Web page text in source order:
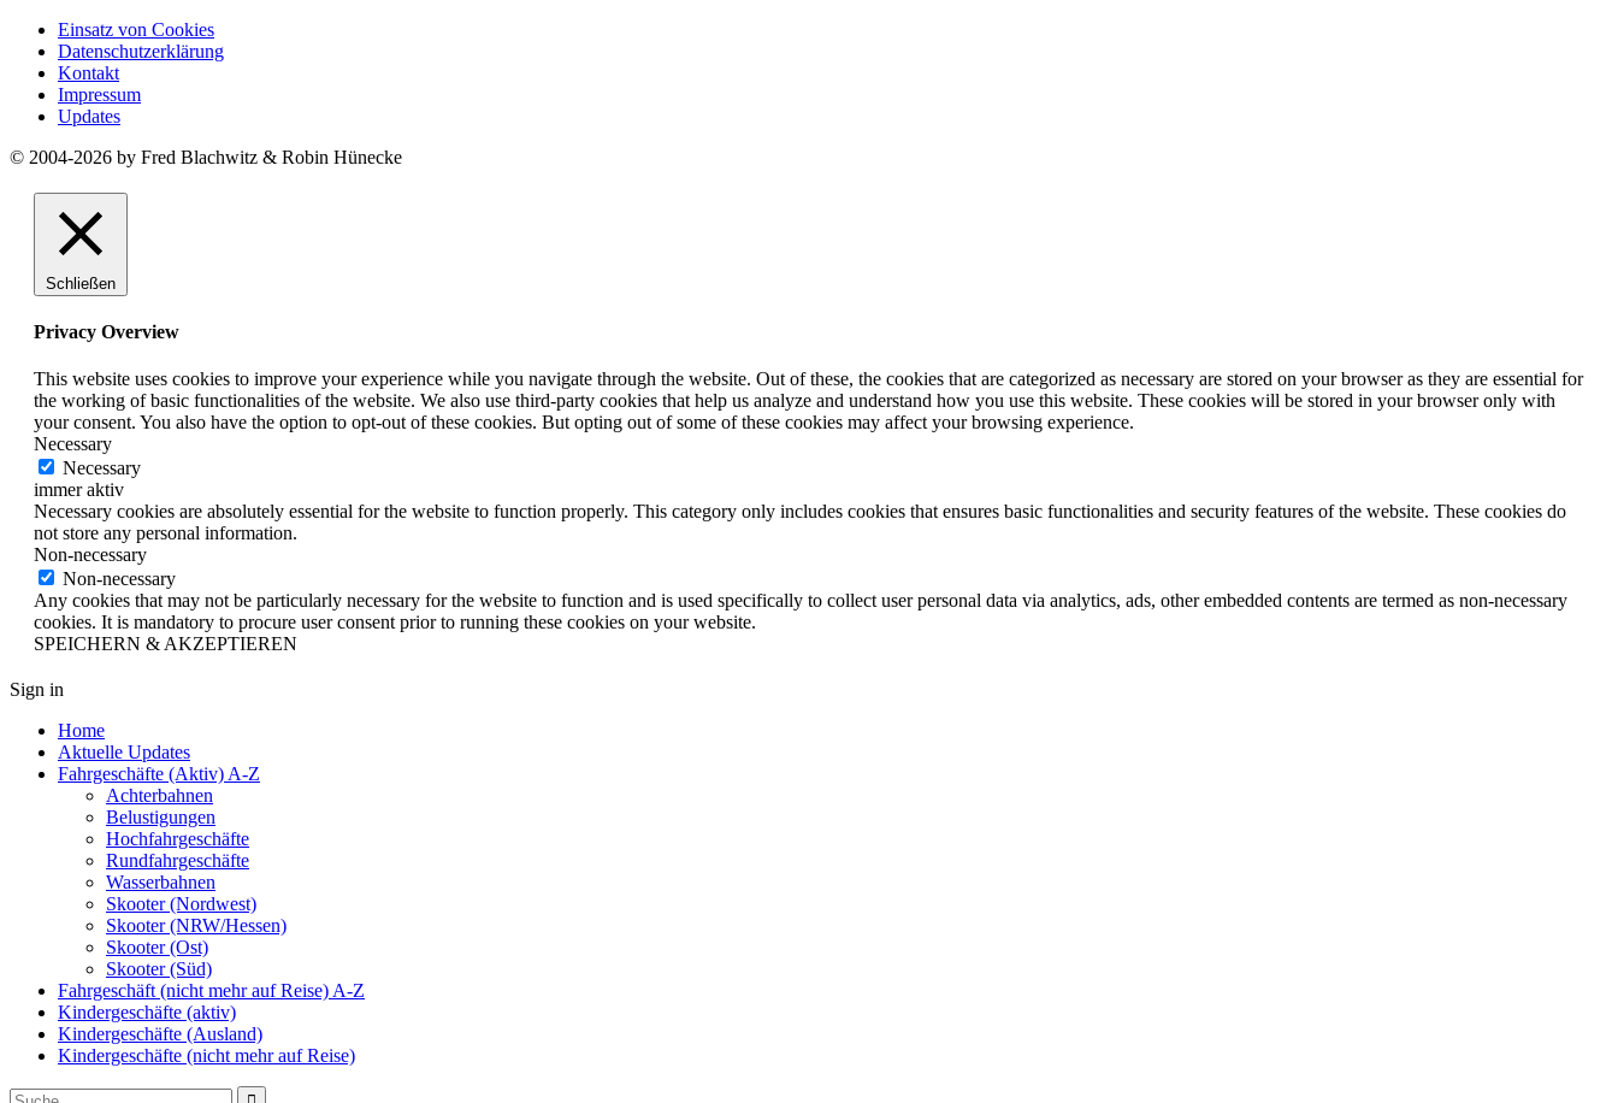
Einsatz von Cookies
Datenschutzerklärung
Kontakt
Impressum
Updates
© 2004-2026 by Fred Blachwitz & Robin Hünecke
Schließen
Privacy Overview
This website uses cookies to improve your experience while you navigate through the website. Out of these, the cookies that are categorized as necessary are stored on your browser as they are essential for
the working of basic functionalities of the website. We also use third-party cookies that help us analyze and understand how you use this website. These cookies will be stored in your browser only with
your consent. You also have the option to opt-out of these cookies. But opting out of some of these cookies may affect your browsing experience.
Necessary
Necessary
immer aktiv
Necessary cookies are absolutely essential for the website to function properly. This category only includes cookies that ensures basic functionalities and security features of the website. These cookies do
not store any personal information.
Non-necessary
Non-necessary
Any cookies that may not be particularly necessary for the website to function and is used specifically to collect user personal data via analytics, ads, other embedded contents are termed as non-necessary
cookies. It is mandatory to procure user consent prior to running these cookies on your website.
SPEICHERN & AKZEPTIEREN
Sign in
Home
Aktuelle Updates
Fahrgeschäfte (Aktiv) A-Z
Achterbahnen
Belustigungen
Hochfahrgeschäfte
Rundfahrgeschäfte
Wasserbahnen
Skooter (Nordwest)
Skooter (NRW/Hessen)
Skooter (Ost)
Skooter (Süd)
Fahrgeschäft (nicht mehr auf Reise) A-Z
Kindergeschäfte (aktiv)
Kindergeschäfte (Ausland)
Kindergeschäfte (nicht mehr auf Reise)